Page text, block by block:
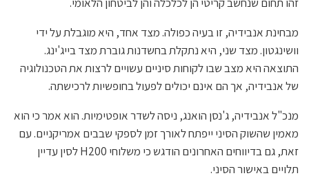
זהו תחום שנחשב קריטי הן לכלכלה והן לביטחון הלאומי.
מבחינת אנבידיה, זו בעיה כפולה. מצד אחד, היא מוגבלת על ידי
וושינגטון. מצד שני, היא נתקלת בחשדנות גוברת מצד בייג'ינג.
התוצאה היא מצב שבו לקוחות סיניים עשויים לרצות את הטכנולוגיה
של אנבידיה, אך הם אינם יכולים לפעול בחופשיות לרכישתה.
מנכ"ל אנבידיה, ג'נסן הואנג, ניסה לשדר אופטימיות. הוא אמר כי הוא
מאמין שהשוק הסיני ייפתח לאורך זמן לספקי שבבים אמריקניים. עם
זאת, גם בדיווחים האחרונים הודגש כי משלוחי H200 לסין עדיין
תלויים באישור הסיני.